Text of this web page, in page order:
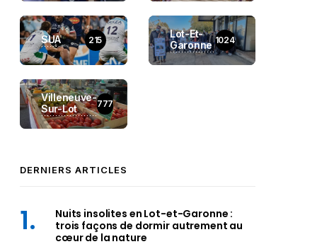
SUA 215
Lot-Et-
Garonne 1024
Villeneuve-
Sur-Lot
777
DERNIERS ARTICLES
Nuits insolites en Lot-et-Garonne :
trois façons de dormir autrement au
cœur de la nature